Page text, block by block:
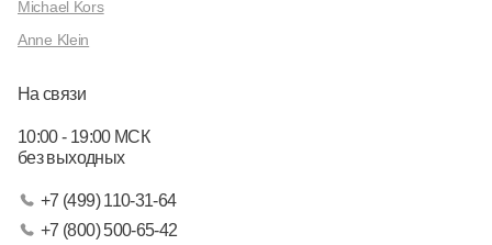
Michael Kors
Anne Klein
На связи
10:00 - 19:00 МСК
без выходных
+7 (499) 110-31-64
+7 (800) 500-65-42